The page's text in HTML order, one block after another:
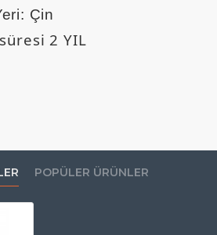
Çin
2 YIL
POPÜLER ÜRÜNLER